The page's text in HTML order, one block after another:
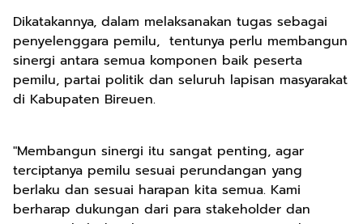
Dikatakannya, dalam melaksanakan tugas sebagai
penyelenggara pemilu, tentunya perlu membangun
sinergi antara semua komponen baik peserta
pemilu, partai politik dan seluruh lapisan masyarakat
di Kabupaten Bireuen.
"Membangun sinergi itu sangat penting, agar
terciptanya pemilu sesuai perundangan yang
berlaku dan sesuai harapan kita semua. Kami
berharap dukungan dari para stakeholder dan